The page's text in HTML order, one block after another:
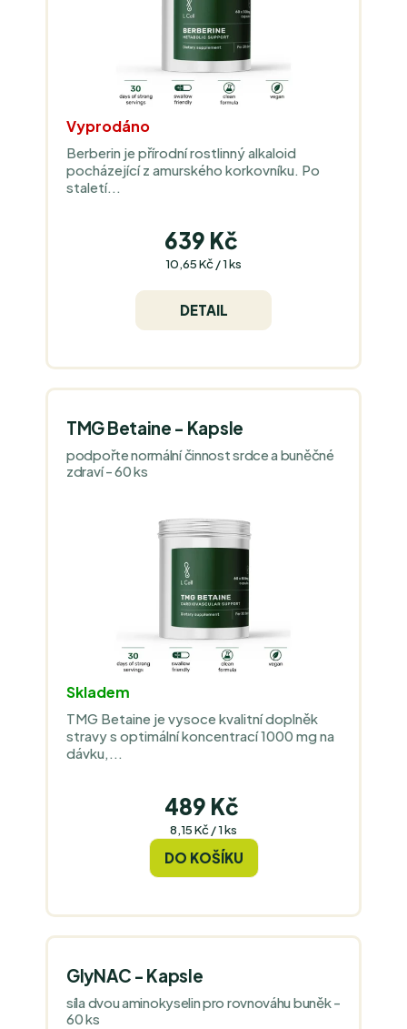
Vyprodáno
Berberin je přírodní rostlinný alkaloid
pocházející z amurského korkovníku. Po
staletí...
639 Kč
Měrná
10,65 Kč / 1 ks
DETAIL
TMG Betaine - Kapsle
podpořte normální činnost srdce a buněčné
zdraví - 60 ks
Skladem
TMG Betaine je vysoce kvalitní doplněk
stravy s optimální koncentrací 1000 mg na
dávku,...
489 Kč
Měrná
8,15 Kč / 1 ks
DO KOŠÍKU
GlyNAC - Kapsle
síla dvou aminokyselin pro rovnováhu buněk -
60 ks